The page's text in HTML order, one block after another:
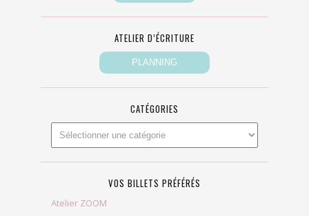
ATELIER D’ÉCRITURE
CATÉGORIES
VOS BILLETS PRÉFÉRÉS
Atelier ZOOM